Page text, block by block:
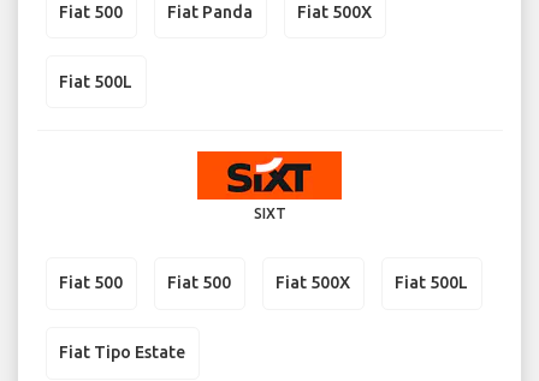
Fiat 500 Fiat Panda Fiat 500X
Fiat 500L
SIXT
Fiat 500 Fiat 500 Fiat 500X Fiat 500L
Fiat Tipo Estate